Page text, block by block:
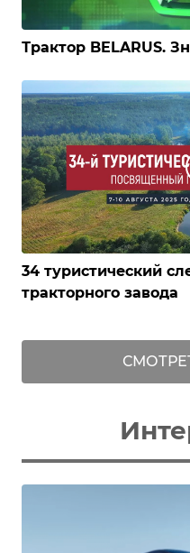
Трактор BELARUS.
34 туристический
тракторного завода